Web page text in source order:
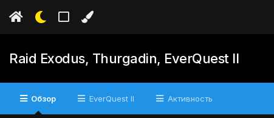
Raid Exodus, Thurgadin, EverQuest II
Обзор EverQuest II Активность